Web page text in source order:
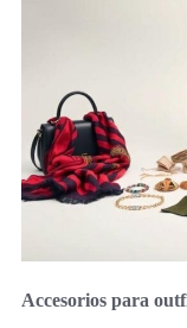
Accesorios para